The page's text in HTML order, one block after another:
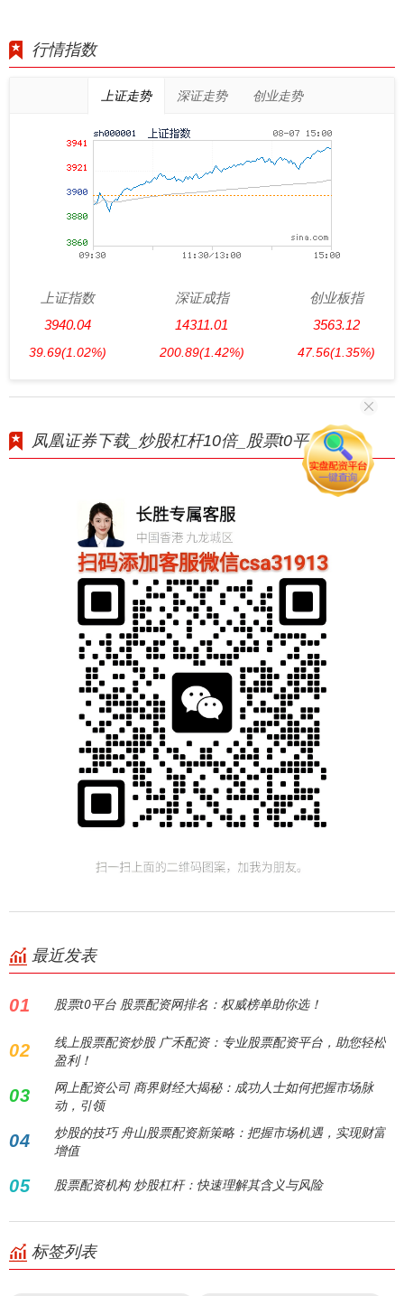
行情指数
上证走势 深证走势 创业走势
上证指数
3940.04
39.69(1.02%)
深证成指
14311.01
200.89(1.42%)
创业板指
3563.12
47.56(1.35%)
凤凰证券下载_炒股杠杆10倍_股票t0平台
最近发表
01 股票t0平台 股票配资网排名：权威榜单助你选！
02
线上股票配资炒股 广禾配资：专业股票配资平台，助您轻松
盈利！
03
网上配资公司 商界财经大揭秘：成功人士如何把握市场脉
动，引领
04
炒股的技巧 舟山股票配资新策略：把握市场机遇，实现财富
增值
05 股票配资机构 炒股杠杆：快速理解其含义与风险
标签列表